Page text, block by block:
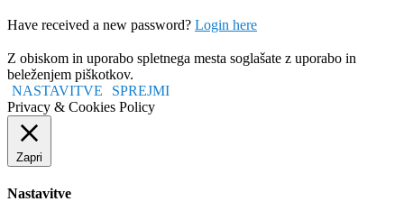
Have received a new password? Login here
Z obiskom in uporabo spletnega mesta soglašate z uporabo in
beleženjem piškotkov.
NASTAVITVE
SPREJMI
Privacy & Cookies Policy
Zapri
Nastavitve